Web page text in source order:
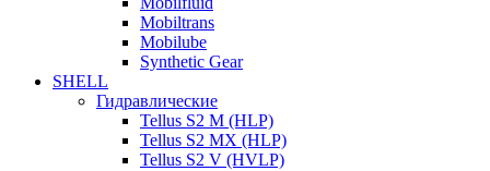
Mobiltrans
Mobilube
Synthetic Gear
SHELL
Гидравлические
Tellus S2 M (HLP)
Tellus S2 MХ (HLP)
Tellus S2 V (HVLP)